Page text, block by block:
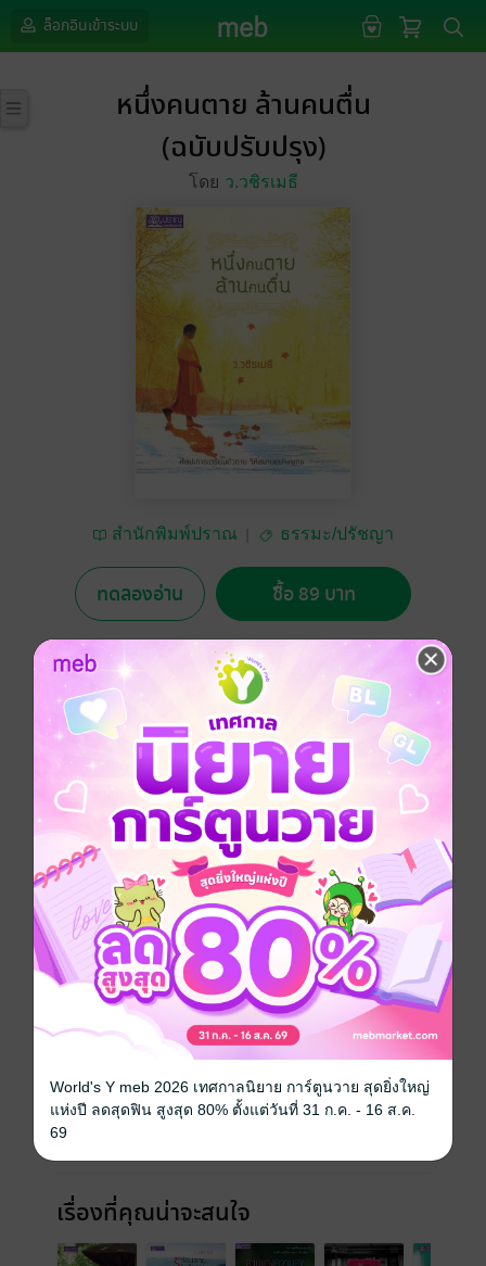
ล็อกอินเข้าระบบ
หนึ่งคนตาย ล้านคนตื่น
(ฉบับปรับปรุง)
โดย ว.วชิรเมธี
สำนักพิมพ์ปราณ ธรรมะ/ปรัชญา
ทดลองอ่าน ซื้อ 89 บาท
ซื้อเป็นของขวัญ ติดตาม แชร์
ความตายเกิดขึ้นง่ายๆ และเป็นสิ่งที่พร้อมจะเกิดขึ้นได้
ตลอดเวลาหลากหลายรูปแบบ ไม่ว่าจะเป็นเพราะโรคภัย
ไข้เจ็บ วัยชรา หรืออุบัติเหตุต่างๆ ที่ไม่มีใครเคยคาดคิดมา
ก่อน และเพราะความตายอยู่ใกล้ตัวเราถึงเพียงนี้ เกิดขึ้น
กับตัวเรารวมถึงคนที่เรารักและรายล้อมรอบตัว หากเรา
ต้องสูญเสียคนที่รักและเมื่อความตายกล้ำกรายมาหาเรา
เราพร้อมจะรับมือแล้วหรือยัง
ประเภทไฟล์ pdf
ความยาว 193 หน้า
เรื่องที่คุณน่าจะสนใจ
World's Y meb 2026 เทศกาลนิยาย การ์ตูนวาย สุดยิ่งใหญ่
แห่งปี ลดสุดฟิน สูงสุด 80% ตั้งแต่วันที่ 31 ก.ค. - 16 ส.ค.
69